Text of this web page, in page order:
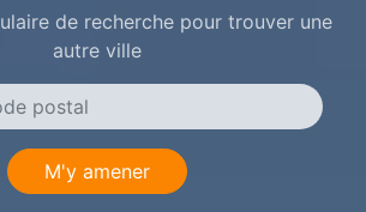
de recherche pour trouver une
autre ville
M'y amener